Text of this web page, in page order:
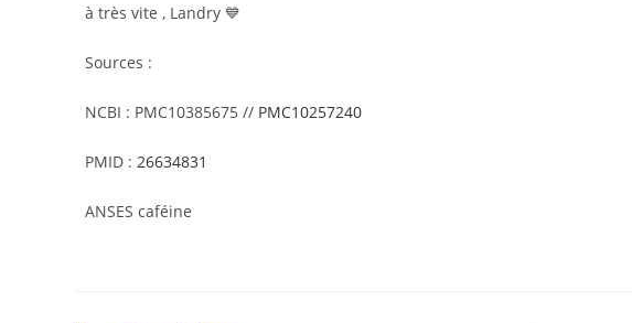
à très vite , Landry 💙
Sources :
NCBI : PMC10385675 // PMC10257240
PMID :26634831
ANSES caféine